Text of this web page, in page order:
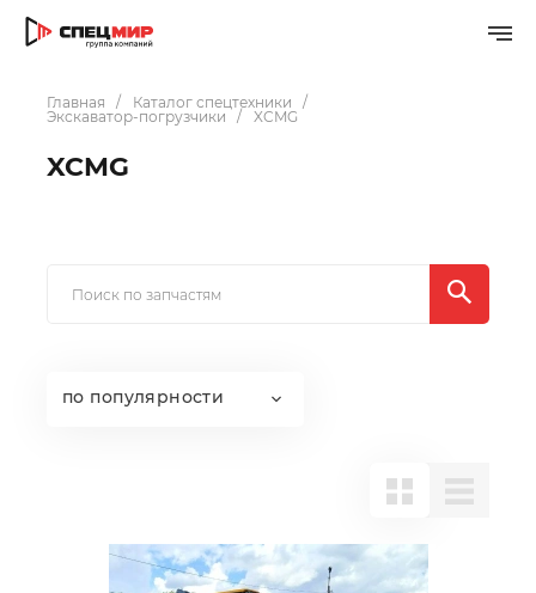
Главная
Каталог спецтехники
Экскаватор-погрузчики
XCMG
XCMG
по популярности